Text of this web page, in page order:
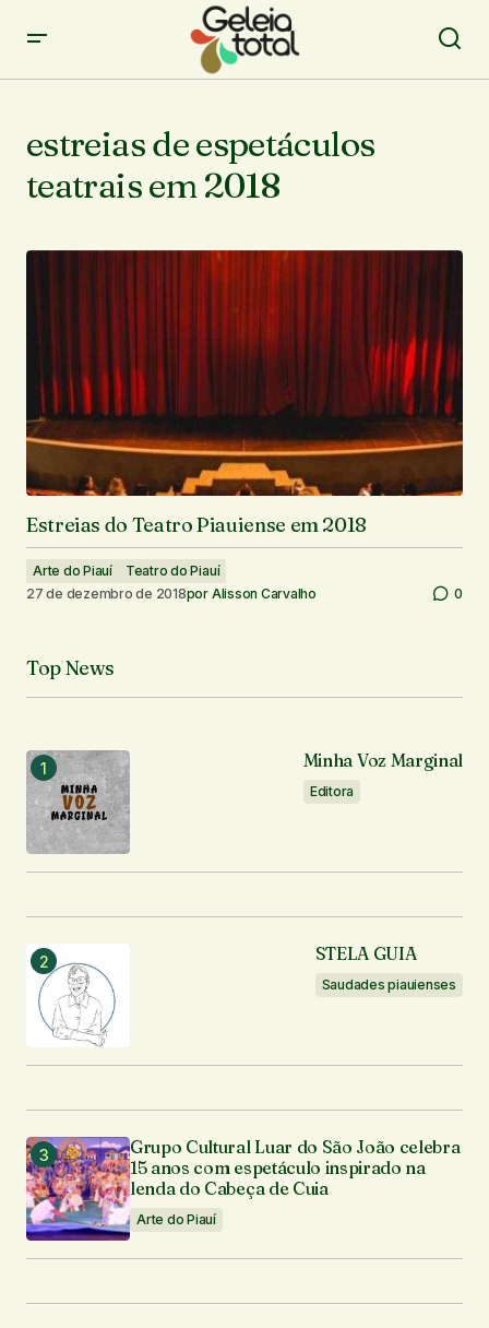
estreias de espetáculos
teatrais em 2018
Estreias do Teatro Piauiense em 2018
Arte do Piauí
Teatro do Piauí
27 de dezembro de 2018por Alisson Carvalho 0
Top News
Minha Voz Marginal
Editora
STELA GUIA
Saudades piauienses
Grupo Cultural Luar do São João celebra
15 anos com espetáculo inspirado na
lenda do Cabeça de Cuia
Arte do Piauí